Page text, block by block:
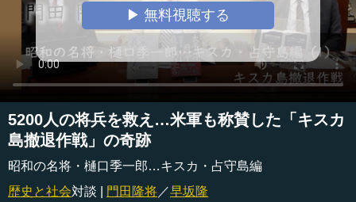
▶ 無料視聴する
5200人の将兵を救え…米軍も称賛した「キスカ
島撤退作戦」の奇跡
昭和の名将・樋口季一郎…キスカ・占守島編
歴史と社会対談 | 門田隆将 ／早坂隆